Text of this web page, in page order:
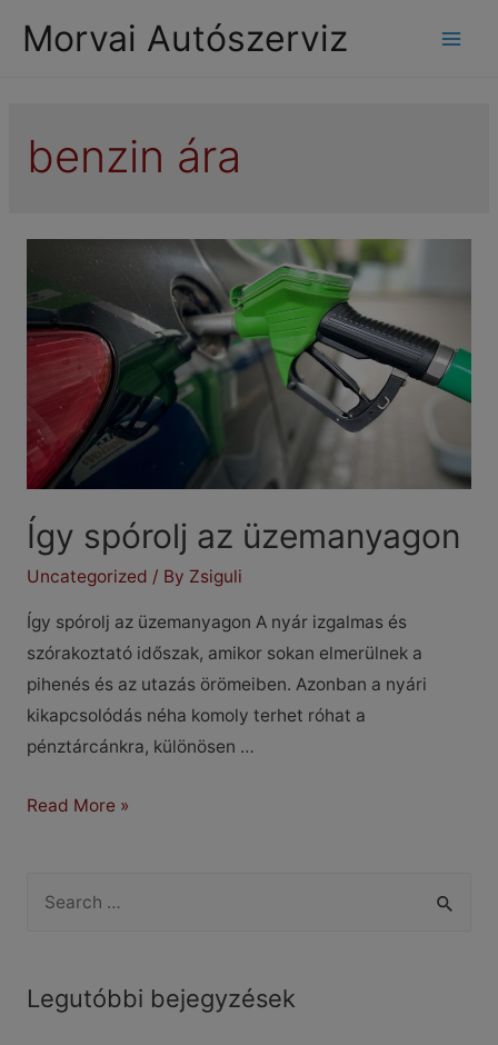
Morvai Autószerviz
benzin ára
Így spórolj az üzemanyagon
Uncategorized / By Zsiguli
Így spórolj az üzemanyagon A nyár izgalmas és
szórakoztató időszak, amikor sokan elmerülnek a
pihenés és az utazás örömeiben. Azonban a nyári
kikapcsolódás néha komoly terhet róhat a
pénztárcánkra, különösen …
Így
üzemanyagon
Read More »
rLegutóbbi bejegyzések